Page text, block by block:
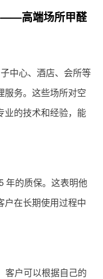
——高端场所甲醛
中心、酒店、会所等
服务。这些场所对空
业的技术和经验，能
年的质保。这表明他
户在长期使用过程中
客户可以根据自己的